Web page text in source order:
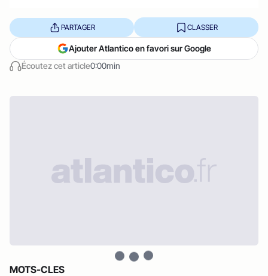
Écoutez cet article0:00min
PARTAGER CLASSER
Ajouter Atlantico en favori sur Google
MOTS-CLES